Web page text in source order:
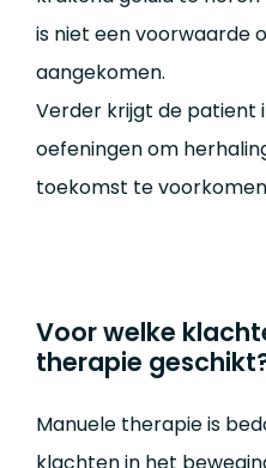
is niet een voorwaarde
aangekomen.
Verder krijgt de patient
oefeningen om
toekomst te
Voor welke
therapie
Manuele therapie is
klachten in het